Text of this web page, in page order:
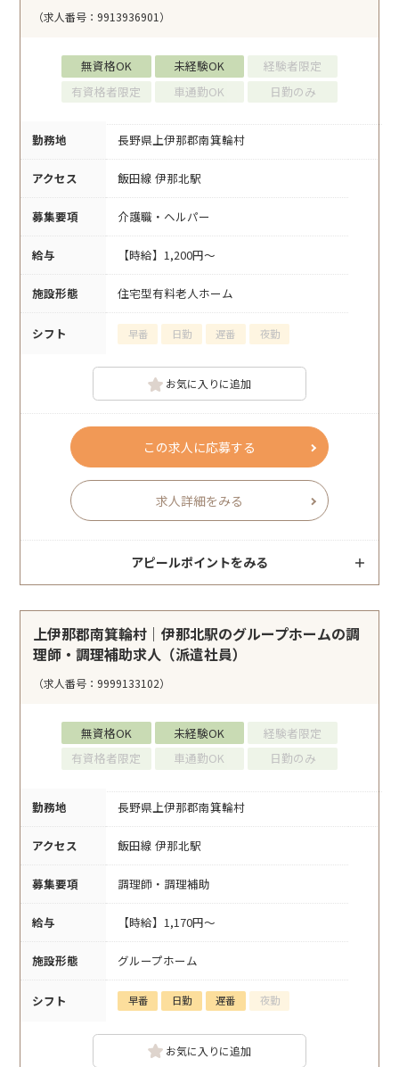
（求人番号：9913936901）
無資格OK 未経験OK
経験者限定
有資格者限定
車通勤OK 日勤のみ
勤務地 長野県上伊那郡南箕輪村
アクセス 飯田線 伊那北駅
募集要項 介護職・ヘルパー
給与 【時給】1,200円～
施設形態 住宅型有料老人ホーム
シフト 早番 日勤 遅番 夜勤
お気に入りに追加
この求人に応募する
求人詳細をみる
アピールポイントをみる
上伊那郡南箕輪村｜伊那北駅のグループホームの調
理師・調理補助求人（派遣社員）
（求人番号：9999133102）
無資格OK 未経験OK
経験者限定
有資格者限定
車通勤OK 日勤のみ
勤務地 長野県上伊那郡南箕輪村
アクセス 飯田線 伊那北駅
募集要項 調理師・調理補助
給与 【時給】1,170円～
施設形態 グループホーム
シフト 早番 日勤 遅番 夜勤
お気に入りに追加